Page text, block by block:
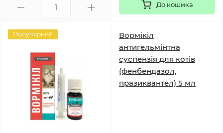
До кошика
Популярний
Вормікіл
антигельмінтна
суспензія для котів
(фенбендазол,
празиквантел) 5 мл